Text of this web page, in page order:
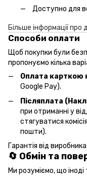
Доступно для
Більше інформації про
Способи оплати
Щоб покупки були
пропонуємо кілька
Оплата карткою
Google Pay).
Післяплата
при отриманні у
стягуватися
пошти).
Гарантія від виробника
🔄 Обмін та
Ми розуміємо, що